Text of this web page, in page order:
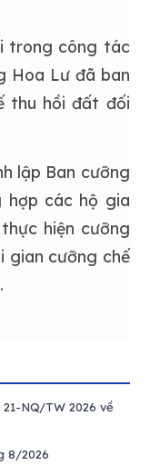
trong công tác
Hoa Lư đã ban
thu hồi đất đối
lập Ban cưỡng
hợp các hộ gia
hiện cưỡng
gian cưỡng chế
NQ/TW 2026 về
8/2026